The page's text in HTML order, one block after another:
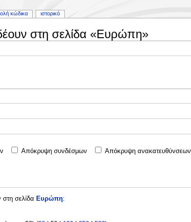
στη σελίδα «Ευρώπη»
Απόκρυψη συνδέσμων Απόκρυψη ανακατευθύνσεων
στη σελίδα Ευρώπη:
κώδικα ιστορικό